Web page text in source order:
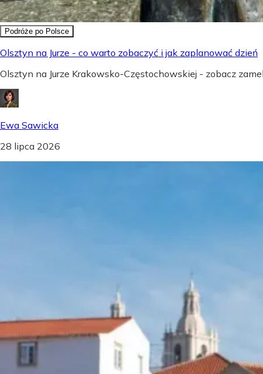
Podróże po Polsce
Olsztyn na Jurze - co warto zobaczyć i jak zaplanować dzień
Olsztyn na Jurze Krakowsko-Częstochowskiej - zobacz
Ewa Sawicka
28 lipca 2026